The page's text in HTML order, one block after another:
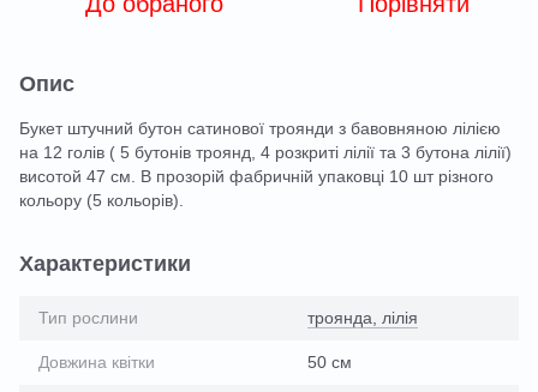
Опис
Букет штучний бутон сатинової троянди з бавовняною лілією
на 12 голів ( 5 бутонів троянд, 4 розкриті лілії та 3 бутона лілії)
висотой 47 см. В прозорій фабричній упаковці 10 шт різного
кольору (5 кольорів).
Характеристики
Тип рослини троянда, лілія
Довжина квітки 50 см